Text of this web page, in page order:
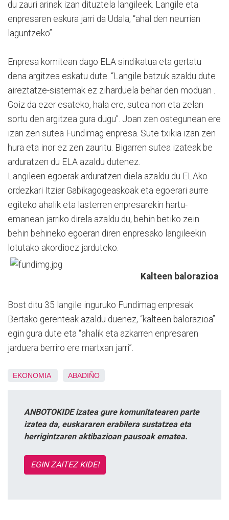
du zauri arinak izan dituztela langileek. Langile eta
enpresaren eskura jarri da Udala, “ahal den neurrian
laguntzeko”.
Enpresa komitean dago ELA sindikatua eta gertatu
dena argitzea eskatu dute. “Langile batzuk azaldu dute
aireztatze-sistemak ez ziharduela behar den moduan .
Goiz da ezer esateko, hala ere, sutea non eta zelan
sortu den argitzea gura dugu”. Joan zen ostegunean ere
izan zen sutea Fundimag enpresa. Sute txikia izan zen
hura eta inor ez zen zauritu. Bigarren sutea izateak be
arduratzen du ELA azaldu dutenez.
Langileen egoerak arduratzen diela azaldu du ELAko
ordezkari Itziar Gabikagogeaskoak eta egoerari aurre
egiteko ahalik eta lasterren enpresarekin hartu-
emanean jarriko direla azaldu du, behin betiko zein
behin behineko egoeran diren enpresako langileekin
lotutako akordioez jarduteko.
Kalteen balorazioa
Bost ditu 35 langile inguruko Fundimag enpresak.
Bertako gerenteak azaldu duenez, “kalteen balorazioa”
egin gura dute eta “ahalik eta azkarren enpresaren
jarduera berriro ere martxan jarri”.
EKONOMIA ABADIÑO
ANBOTOKIDE izatea gure komunitatearen parte
izatea da, euskararen erabilera sustatzea eta
herrigintzaren aktibazioan pausoak ematea.
EGIN ZAITEZ KIDE!